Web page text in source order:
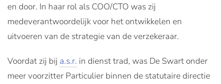
en door. In haar rol als COO/CTO was zij
medeverantwoordelijk voor het ontwikkelen en
uitvoeren van de strategie van de verzekeraar.
Voordat zij bij a.s.r. in dienst trad, was De Swart onder
meer voorzitter Particulier binnen de statutaire directie